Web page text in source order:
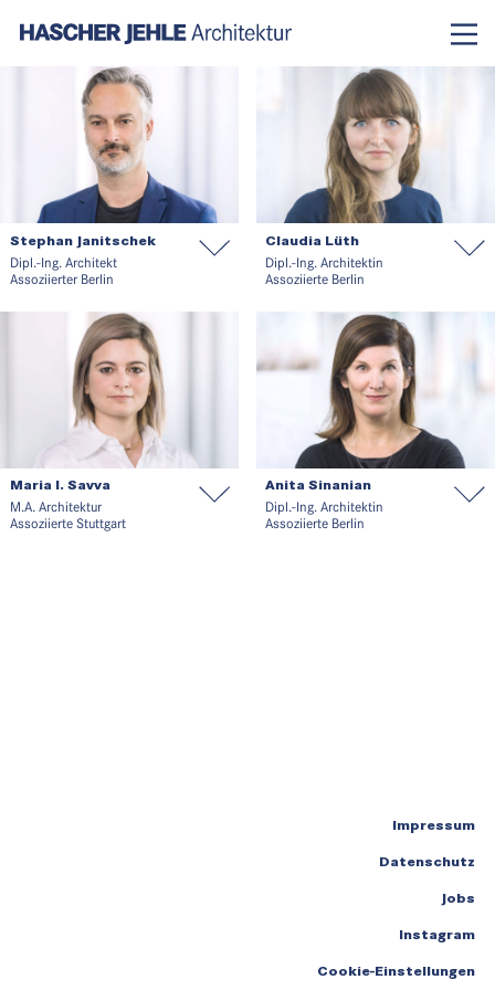
Projekte
alphabetisch
Geschäftsleitung
Kontakt
Stephan Janitschek
Dipl.-Ing. Architekt
Assoziierter Berlin
Claudia Lüth
Dipl.-Ing. Architektin
Assoziierte Berlin
Maria I. Savva
M.A. Architektur
Assoziierte Stuttgart
Anita Sinanian
Dipl.-Ing. Architektin
Assoziierte Berlin
Impressum
Datenschutz
Jobs
Instagram
Cookie-Einstellungen